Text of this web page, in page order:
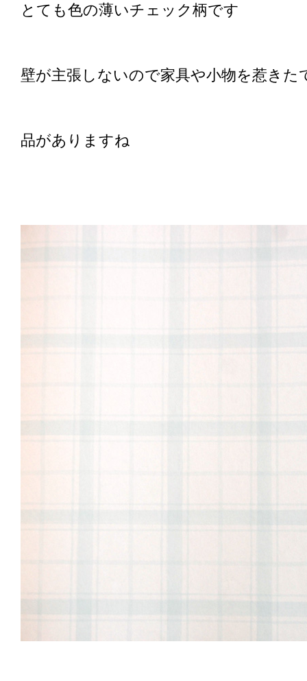
とても色の薄いチェック柄です
壁が主張しないので家具や小物を惹きた
品がありますね